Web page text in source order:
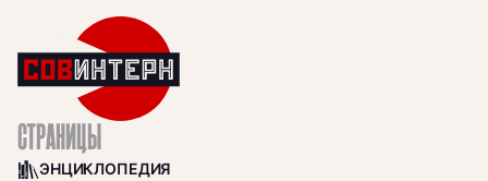
СТРАНИЦЫ
BOOKS
ЭНЦИКЛОПЕДИЯ